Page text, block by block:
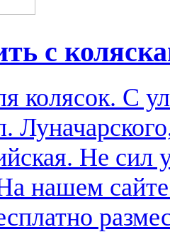
с
колясок. С
Не сил
нашем